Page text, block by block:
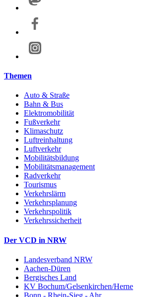
Themen
Auto & Straße
Bahn & Bus
Elektromobilität
Fußverkehr
Klimaschutz
Luftreinhaltung
Luftverkehr
Mobilitätsbildung
Mobilitätsmanagement
Radverkehr
Tourismus
Verkehrslärm
Verkehrsplanung
Verkehrspolitik
Verkehrssicherheit
Der VCD in NRW
Landesverband NRW
Aachen-Düren
Bergisches Land
KV Bochum/Gelsenkirchen/Herne
Bonn - Rhein-Sieg - Ahr